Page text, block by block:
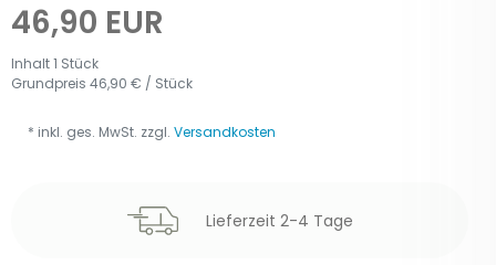
46,90 EUR
Inhalt1 Stück
Grundpreis 46,90 € / Stück
Lieferzeit 2-4 Tage
* inkl. ges. MwSt. zzgl. Versandkosten